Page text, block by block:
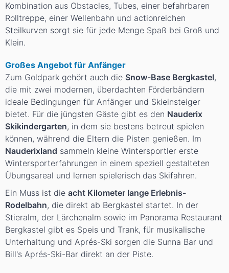
Kombination aus Obstacles, Tubes, einer befahrbaren
Rolltreppe, einer Wellenbahn und actionreichen
Steilkurven sorgt sie für jede Menge Spaß bei Groß und
Klein.
Großes Angebot für Anfänger
Zum Goldpark gehört auch die Snow-Base Bergkastel,
die mit zwei modernen, überdachten Förderbändern
ideale Bedingungen für Anfänger und Skieinsteiger
bietet. Für die jüngsten Gäste gibt es den Nauderix
Skikindergarten, in dem sie bestens betreut spielen
können, während die Eltern die Pisten genießen. Im
Nauderixland sammeln kleine Wintersportler erste
Wintersporterfahrungen in einem speziell gestalteten
Übungsareal und lernen spielerisch das Skifahren.
Ein Muss ist die acht Kilometer lange Erlebnis-
Rodelbahn, die direkt ab Bergkastel startet. In der
Stieralm, der Lärchenalm sowie im Panorama Restaurant
Bergkastel gibt es Speis und Trank, für musikalische
Unterhaltung und Aprés-Ski sorgen die Sunna Bar und
Bill's Aprés-Ski-Bar direkt an der Piste.